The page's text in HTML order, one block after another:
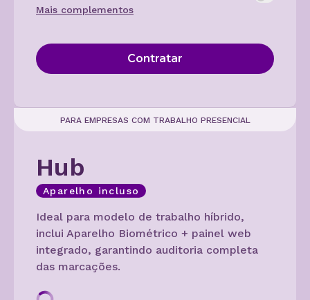
Mais complementos
Contratar
PARA EMPRESAS COM TRABALHO PRESENCIAL
Hub
Aparelho incluso
Ideal para modelo de trabalho híbrido,
inclui Aparelho Biométrico + painel web
integrado, garantindo auditoria completa
das marcações.